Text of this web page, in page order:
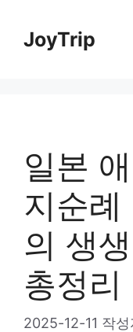
JoyTrip
일본
지순례
의 생
총정리
2025-12-11 작성